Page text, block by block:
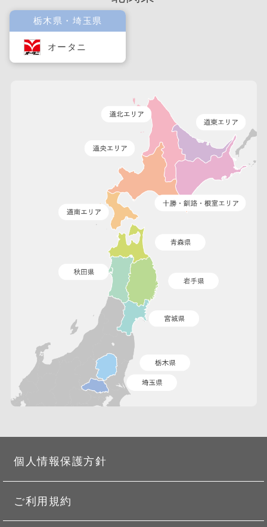
栃木県・埼玉県
オータニ
個人情報保護方針
ご利用規約